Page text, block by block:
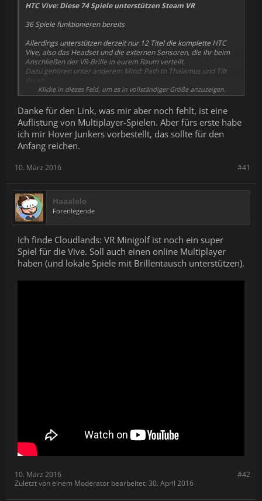
HTC Vive: Diese 74 Spiele unterstützen Steam VR
36 Spiele funktionieren bereits
Allerdings unterstützen derzeit nur 12 Titel die komplette HTC
Vive, also das Headset und die externen Sensoren, die ihr beim
Anschließen der VR-Brille in eurem Raum verteilt.
Dazu gehören unter anderem Mind: Path to Thalamus und Tilt
Brush.
Weiterlesen....www.netzwelt.de
Klicke in dieses Feld, um es in vollständiger Größe anzuzeigen.
Danke für den Link, was mir aber noch fehlt, ist eine
Auflistung von Multiplayer-Spielen. Aber fürs erste habe
ich mir Hover Junkers vorbestellt, das sollte für den
Anfang reichen.
#41
10. März 2016
Haaalolo
Forenlegende
Ich finde Cloudlands: VR Minigolf ist noch ein super
Spiel für die Vive. Soll auch einen online Multiplayer
haben (und lokale Spiele mit Brillentausch unterstützen).
#42
10. März 2016
Zuletzt von einem Moderator bearbeitet: 30. April 2016